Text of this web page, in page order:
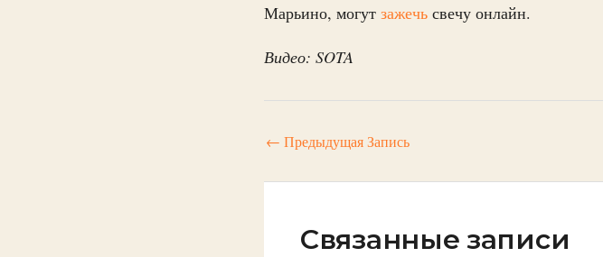
Марьино, могут зажечь свечу онлайн.
Видео: SOTA
← Предыдущая Запись
Связанные записи